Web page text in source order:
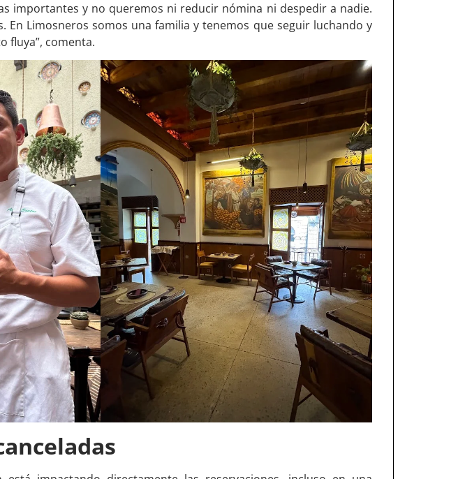
importantes y no queremos ni reducir nómina ni despedir a nadie.
En Limosneros somos una familia y tenemos que seguir luchando y
fluya”, comenta.